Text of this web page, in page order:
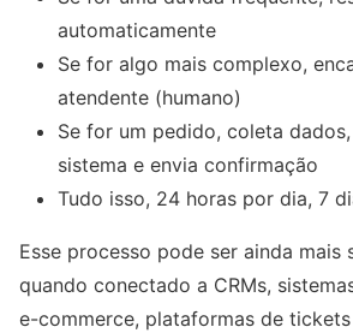
automaticamente
Se for algo mais complexo,
atendente (humano)
Se for um pedido, coleta
sistema e envia confirmação
Tudo isso, 24 horas por dia, 7
Esse processo pode ser ainda mais
quando conectado a CRMs,
e-commerce, plataformas de